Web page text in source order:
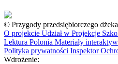
© Przygody przedsiębiorczego
O projekcie Udział w Projekcje
Lektura Polonia Materiały
Polityka prywatności Inspektor
Wdrożenie: